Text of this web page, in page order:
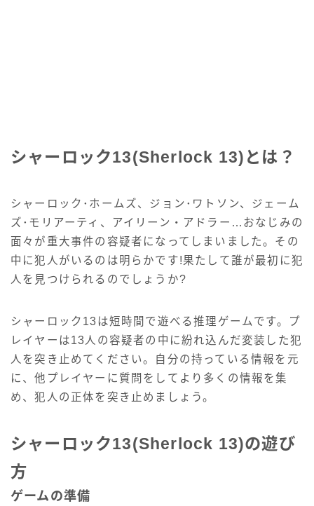
シャーロック13(Sherlock 13)とは？
シャーロック･ホームズ、ジョン･ワトソン、ジェーム
ズ･モリアーティ、アイリーン・アドラー…おなじみの
面々が重大事件の容疑者になってしまいました。その
中に犯人がいるのは明らかです!果たして誰が最初に犯
人を見つけられるのでしょうか?
シャーロック13は短時間で遊べる推理ゲームです。プ
レイヤーは13人の容疑者の中に紛れ込んだ変装した犯
人を突き止めてください。自分の持っている情報を元
に、他プレイヤーに質問をしてより多くの情報を集
め、犯人の正体を突き止めましょう。
シャーロック13(Sherlock 13)の遊び
方
ゲームの準備